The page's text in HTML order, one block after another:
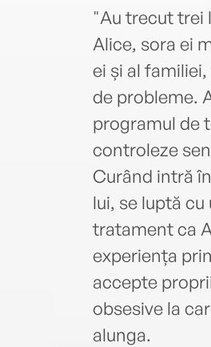
"Au trecut trei
Alice, sora ei
ei și al
de probleme.
programul de
controleze
Curând intră
lui, se luptă
tratament ca
experiența
accepte
obsesive la
alunga.